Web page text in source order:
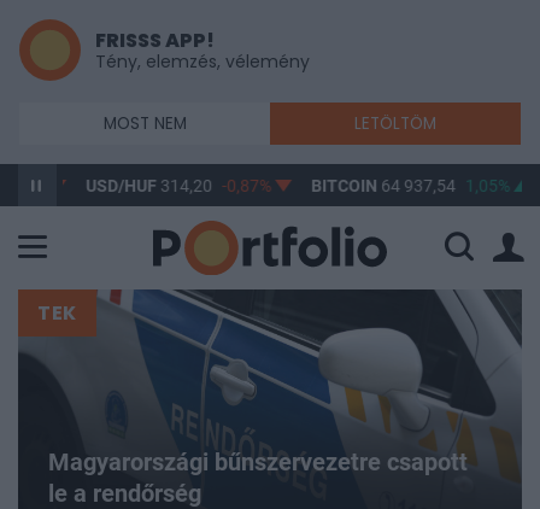
FRISSS APP!
Tény, elemzés, vélemény
MOST NEM LETÖLTÖM
USD/HUF314,20 -0,87% BITCOIN 64 937,54 1,05% BUX
TEK
Magyarországi bűnszervezetre csapott
le a rendőrség